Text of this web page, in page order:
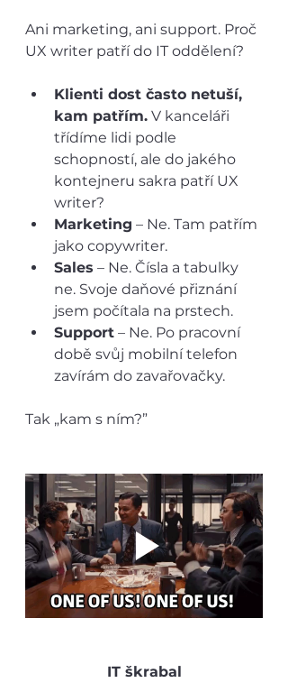
Ani marketing, ani support. Proč
UX writer patří do IT oddělení?
Klienti dost často netuší,
kam patřím. V kanceláři
třídíme lidi podle
schopností, ale do jakého
kontejneru sakra patří UX
writer?
Marketing – Ne. Tam patřím
jako copywriter.
Sales – Ne. Čísla a tabulky
ne. Svoje daňové přiznání
jsem počítala na prstech.
Support – Ne. Po pracovní
době svůj mobilní telefon
zavírám do zavařovačky.
Tak „kam s ním?”
IT škrabal